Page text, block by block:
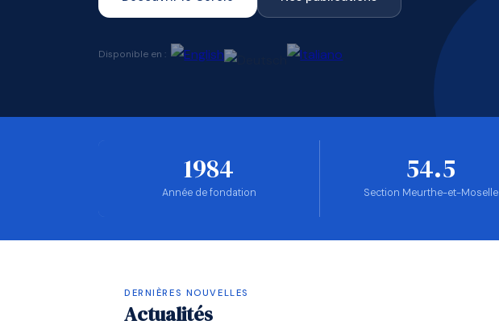
Disponible en :
1984
Année de fondation
54.5
Section Meurthe-et-Moselle
DERNIÈRES NOUVELLES
Actualités